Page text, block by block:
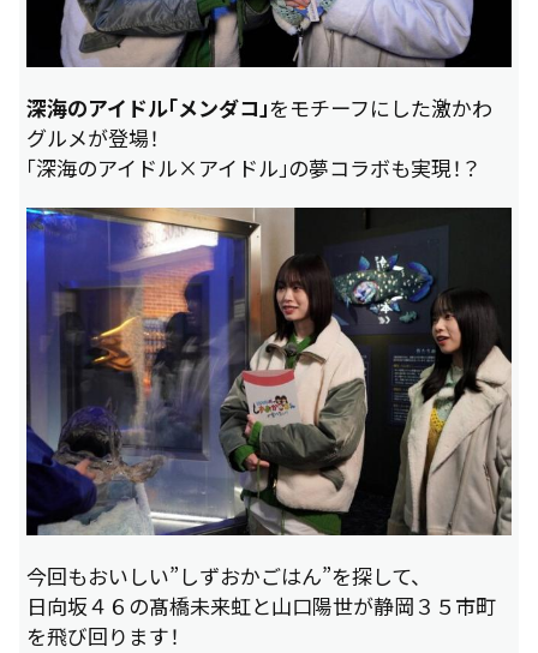
深海のアイドル「メンダコ」をモチーフにした激かわ
グルメが登場！
「深海のアイドル×アイドル」の夢コラボも実現！？
今回もおいしい”しずおかごはん”を探して、
日向坂４６の髙橋未来虹と山口陽世が静岡３５市町
を飛び回ります！